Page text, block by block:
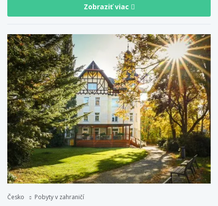
Zobraziť viac
Česko Pobyty v zahraničí